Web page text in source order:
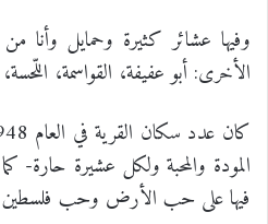
وفيها عشائر كثيرة وحمايل وأنا
الأخرى: أبو عفيفة، القواسمة،
المودة والمحبة ولكل عشيرة حارة-
فيها على حب الأرض وحب فلسطين